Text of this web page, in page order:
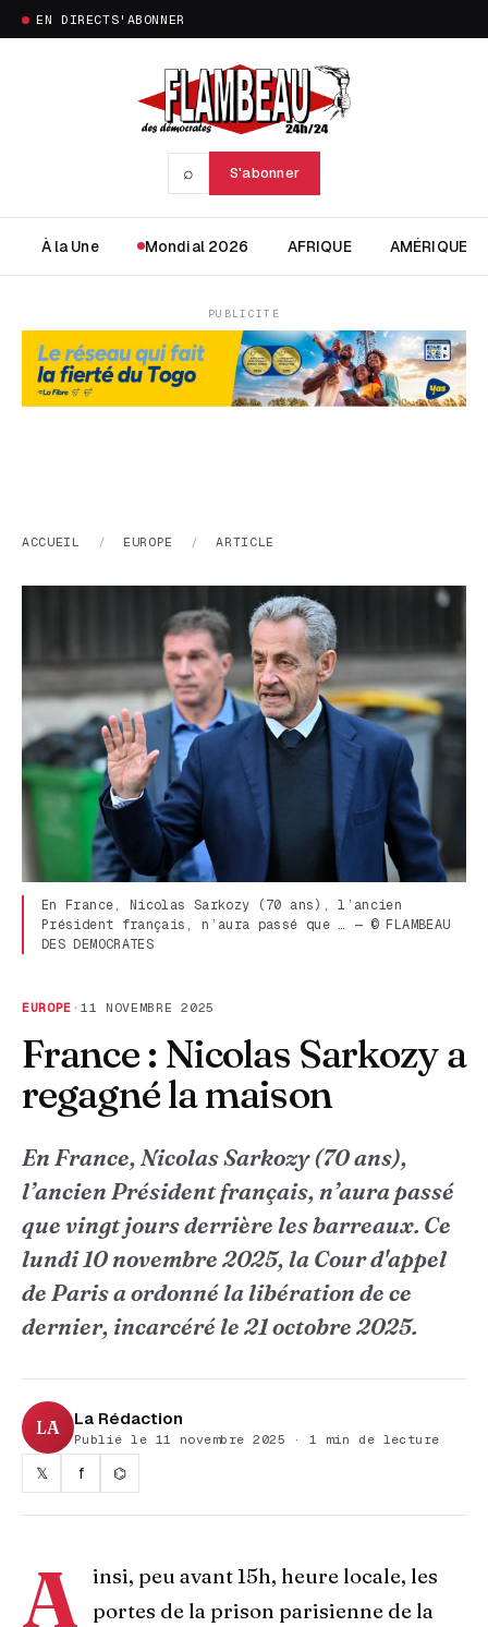
EN DIRECTS'ABONNER
⌕ S'abonner
À la Une Mondial 2026 AFRIQUE AMÉRIQUE
PUBLICITÉ
ACCUEIL / EUROPE / ARTICLE
En France, Nicolas Sarkozy (70 ans), l’ancien
Président français, n’aura passé que … — © FLAMBEAU
DES DEMOCRATES
EUROPE · 11 NOVEMBRE 2025
France : Nicolas Sarkozy a
regagné la maison
En France, Nicolas Sarkozy (70 ans),
l’ancien Président français, n’aura passé
que vingt jours derrière les barreaux. Ce
lundi 10 novembre 2025, la Cour d'appel
de Paris a ordonné la libération de ce
dernier, incarcéré le 21 octobre 2025.
LA La Rédaction
Publié le 11 novembre 2025 · 1 min de lecture
𝕏 f ⌬
A
insi, peu avant 15h, heure locale, les
portes de la prison parisienne de la